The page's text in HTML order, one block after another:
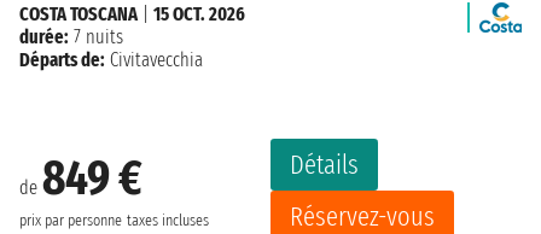
de 849 €
prix par personne taxes incluses
Détails
Réservez-vous
COSTA TOSCANA| 15 OCT. 2026
durée: 7 nuits
Départs de: Civitavecchia